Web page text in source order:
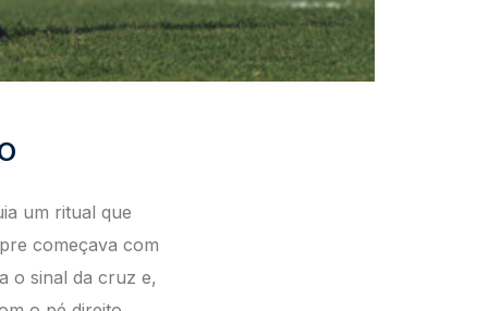
um ritual que
começava com
o sinal da cruz e,